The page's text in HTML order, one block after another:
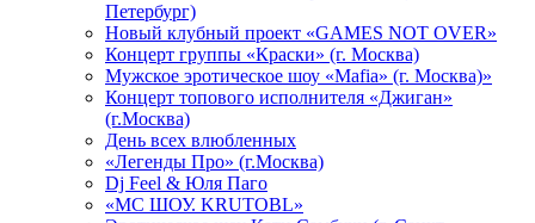
Петербург)
Новый клубный проект «GAMES NOT OVER»
Концерт группы «Краски» (г. Москва)
Мужское эротическое шоу «Mafia» (г. Москва)»
Концерт топового исполнителя «Джиган»
(г.Москва)
День всех влюбленных
«Легенды Про» (г.Москва)
Dj Feel & Юля Паго
«МС ШОУ. KRUTOBL»